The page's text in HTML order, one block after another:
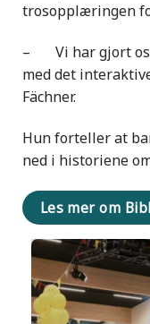
trosopplæringen
– Vi har gjort
med det
Fächner.
Hun forteller at
ned i historiene
Les mer om